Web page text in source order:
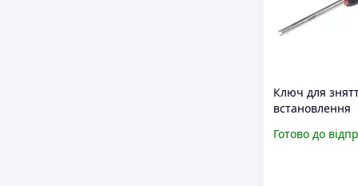
Ключ для
встановлення
4,5х60 мм із
Готово до